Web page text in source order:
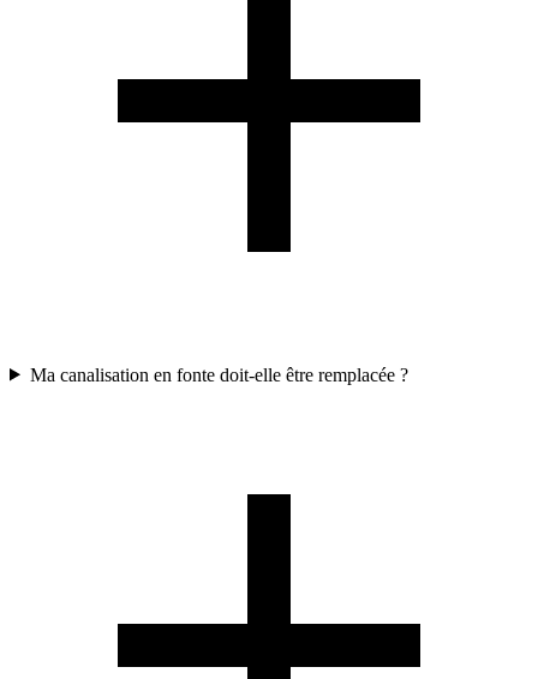
Ma canalisation en fonte doit-elle être remplacée ?